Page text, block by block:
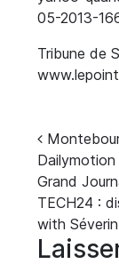
05-2013-
Tribune de
Grand
TECH24 :
with